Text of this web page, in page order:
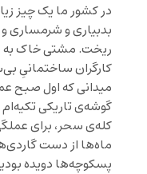
در کشور ما یک چیز
بدبیاری و شرمساری
ریخت. مشتی خاک به
کارگران ساختمانیِ
میدانی که اول صبح
گوشه‌ی تاریکی تکیه‌ام
کله‌ی سحر، برای
ماه‌ها از دست
پسکوچه‌ها دویده